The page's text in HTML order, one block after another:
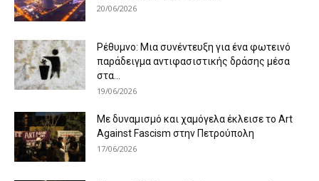
20/06/2026
Ρέθυμνο: Μια συνέντευξη για ένα φωτεινό
παράδειγμα αντιφασιστικής δράσης μέσα
στα...
19/06/2026
Με δυναμισμό και χαμόγελα έκλεισε το Art
Against Fascism στην Πετρούπολη
17/06/2026